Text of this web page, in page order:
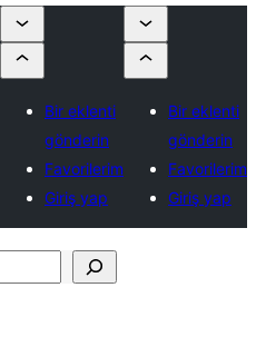
Bir eklenti
gönderin
Favorilerim
Giriş yap
Bir eklenti
gönderin
Favorilerim
Giriş yap